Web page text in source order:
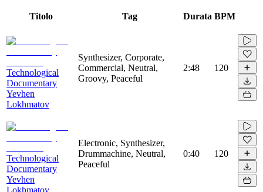
Titolo Tag Durata BPM
Technological
Documentary
Yevhen
Lokhmatov
Synthesizer, Corporate,
Commercial, Neutral,
Groovy, Peaceful
2:48 120
Technological
Documentary
Yevhen
Lokhmatov
Electronic, Synthesizer,
Drummachine, Neutral,
Peaceful
0:40 120